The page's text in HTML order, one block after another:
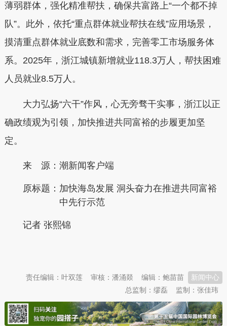
薄弱群体，强化精准帮扶，确保共富路上“一个都不掉
队”。此外，依托“重点群体就业帮扶在线”应用场景，
摸清重点群体就业底数和需求，完善零工市场服务体
系。2025年，浙江城镇新增就业118.3万人，帮扶困难
人员就业8.5万人。
大力弘扬“六干”作风，心无旁骛干实事，浙江以正
确政绩观为引领，加快推进共同富裕的步履更加坚
定。
来 源：潮新闻客户端
原标题： 加快海岛发展 洞头奋力在推进共同富裕
中先行示范
记者 张熙锦
新闻中心
编辑：鲍苗苗
审核：潘涌燚
责任编辑：叶双莲
监制：张佳玮
总监制：缪磊